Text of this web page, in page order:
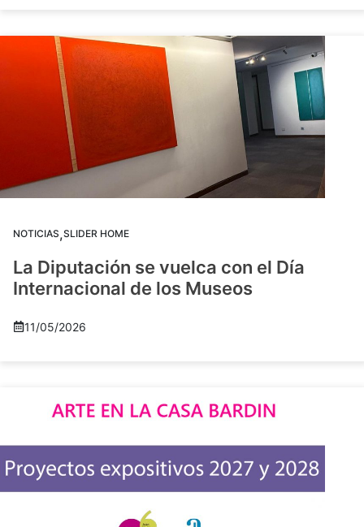
NOTICIAS,SLIDER HOME
La Diputación se vuelca con el Día
Internacional de los Museos
11/05/2026